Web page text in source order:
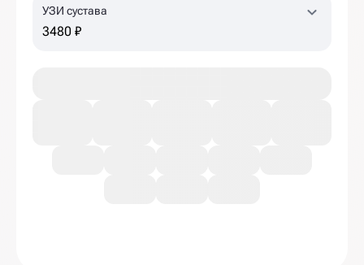
УЗИ сустава
3480 ₽